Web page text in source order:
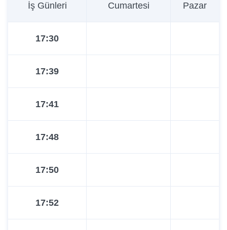
İş Günleri Cumartesi Pazar
17:30
17:39
17:41
17:48
17:50
17:52